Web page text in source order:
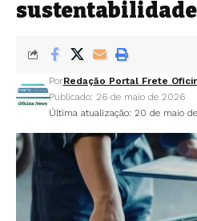
sustentabilidade
Última atualização: 20 de maio
PorRedação Portal Frete
Publicado: 26 de maio de 2026